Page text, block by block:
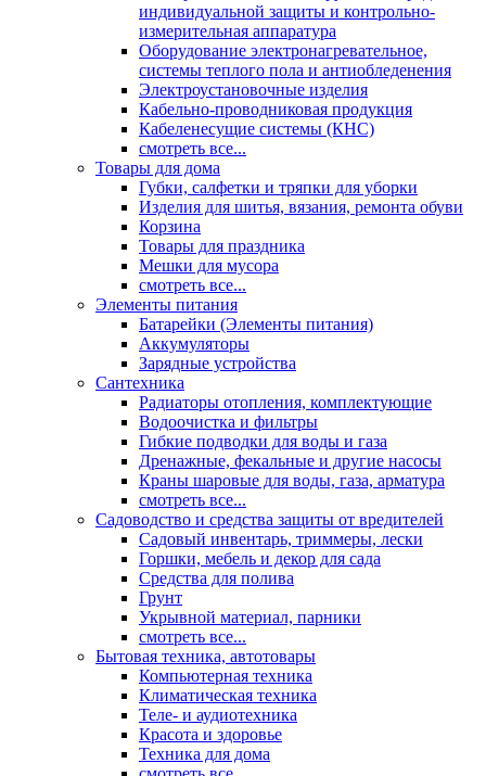
индивидуальной защиты и контрольно-
измерительная аппаратура
Оборудование электронагревательное,
системы теплого пола и антиобледенения
Электроустановочные изделия
Кабельно-проводниковая продукция
Кабеленесущие системы (КНС)
смотреть все...
Товары для дома
Губки, салфетки и тряпки для уборки
Изделия для шитья, вязания, ремонта обуви
Корзина
Товары для праздника
Мешки для мусора
смотреть все...
Элементы питания
Батарейки (Элементы питания)
Аккумуляторы
Зарядные устройства
Сантехника
Радиаторы отопления, комплектующие
Водоочистка и фильтры
Гибкие подводки для воды и газа
Дренажные, фекальные и другие насосы
Краны шаровые для воды, газа, арматура
смотреть все...
Садоводство и средства защиты от вредителей
Садовый инвентарь, триммеры, лески
Горшки, мебель и декор для сада
Средства для полива
Грунт
Укрывной материал, парники
смотреть все...
Бытовая техника, автотовары
Компьютерная техника
Климатическая техника
Теле- и аудиотехника
Красота и здоровье
Техника для дома